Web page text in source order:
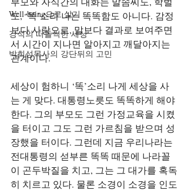
Well-being으로 살기
강석의 떠들썩한 세상
박희성목사의 강단뒤의 고민
도, ‘똑’소리 나는 똑똑함도 아니다. 감정
보다 사랑으로, 말보다 결과로 보여주면
서 시간이 지나면 알아지고 깨달아지는
관계이다.
세상이 험하니 ‘똑’소리 나게 세상을 사
는 게 맞다. 대통령노릇도 똑똑하게 해야
한다. 그의 부모도 그런 가정교육을 시켰
을 터이고 그도 그런 가르침을 받으며 성
장했을 터이다. 그런데 지금 우리나라는
전대통령의 섣부른 똑똑 때문에 나라꼴
이 곤두박질을 치고, 그는 그 대가를 혹독
히 치르고 있다. 물론 소경이 소경을 인도